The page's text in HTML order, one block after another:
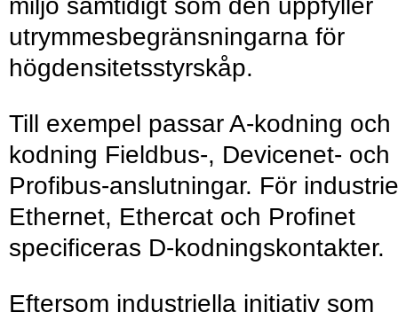
miljö samtidigt som den uppfyller
utrymmesbegränsningarna för
högdensitetsstyrskåp.
Till exempel passar A-kodning och
kodning Fieldbus-, Devicenet- och
Profibus-anslutningar. För
Ethernet, Ethercat och Profinet
specificeras D-kodningskontakter.
Eftersom industriella initiativ som